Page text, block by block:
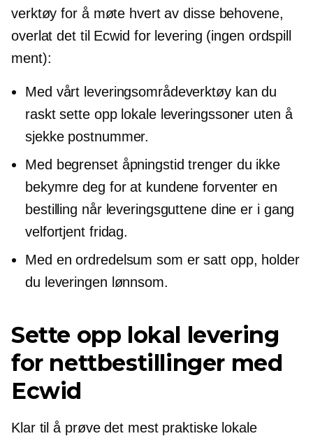
verktøy for å møte hvert av disse behovene,
overlat det til Ecwid for levering (ingen ordspill
ment):
Med vårt leveringsområdeverktøy kan du
raskt sette opp lokale leveringssoner uten å
sjekke postnummer.
Med begrenset åpningstid trenger du ikke
bekymre deg for at kundene forventer en
bestilling når leveringsguttene dine er i gang
velfortjent fridag.
Med en ordredelsum som er satt opp, holder
du leveringen lønnsom.
Sette opp lokal levering
for nettbestillinger med
Ecwid
Klar til å prøve det mest praktiske lokale